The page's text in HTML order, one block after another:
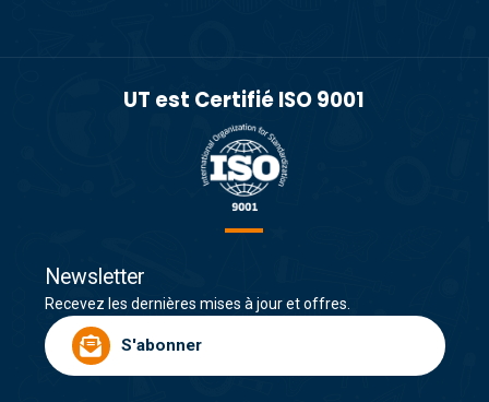
UT est Certifié ISO 9001
Newsletter
Recevez les dernières mises à jour et offres.
S'abonner